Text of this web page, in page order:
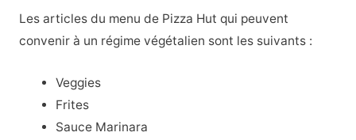
Les articles du menu de Pizza Hut qui peuvent
convenir à un régime végétalien sont les suivants :
Veggies
Frites
Sauce Marinara